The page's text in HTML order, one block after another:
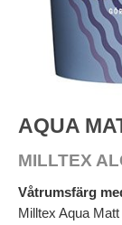
AQUA
MILLTEX
Våtrumsfärg
Milltex Aqua